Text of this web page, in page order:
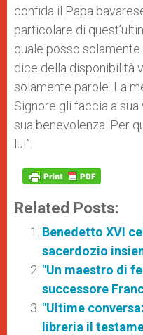
confida il Papa
particolare di
quale posso
dice della disponibilità
solamente parole. La
Signore gli faccia a
sua benevolenza. Per
lui”.
Related Posts:
Benedetto XVI
sacerdozio
"Un maestro di
successore
"Ultime
libreria il